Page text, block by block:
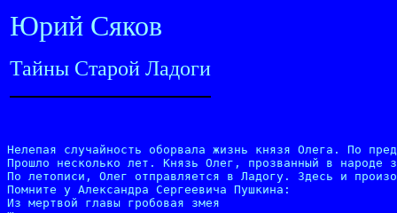
Юрий Сяков
Тайны Старой Ладоги
Нелепая случайность оборвала жизнь князя Олега. По
Прошло несколько лет. Князь Олег, прозванный в народе
По летописи, Олег отправляется в Ладогу. Здесь и
Помните у Александра Сергеевича Пушкина:
Из мертвой главы гробовая змея